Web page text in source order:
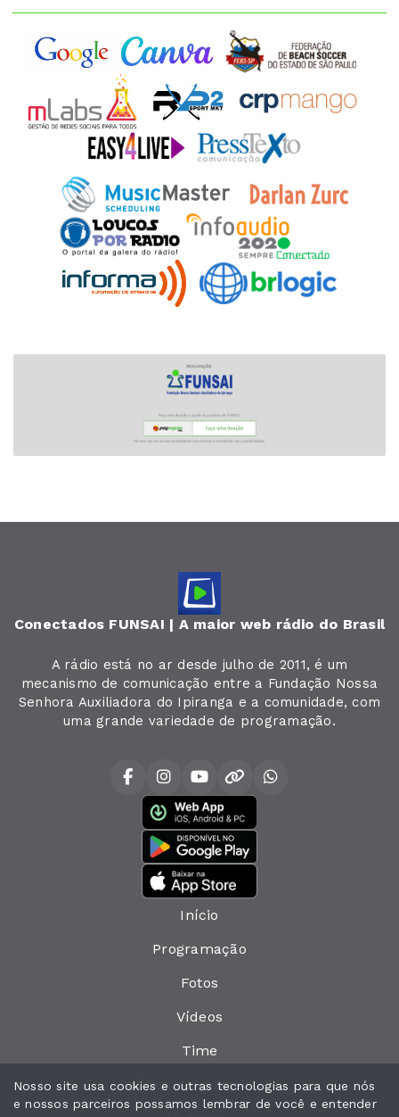
Conectados FUNSAI | A maior web rádio do Brasil
A rádio está no ar desde julho de 2011, é um
mecanismo de comunicação entre a Fundação Nossa
Senhora Auxiliadora do Ipiranga e a comunidade, com
uma grande variedade de programação.
Início
Programação
Fotos
Vídeos
Time
Política de privacidade
Nosso site usa cookies e outras tecnologias para que nós
e nossos parceiros possamos lembrar de você e entender